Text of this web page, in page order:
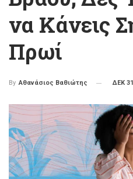
να Κάνεις
Πρωί
By Αθανάσιος Βαθιώτης ΔΕΚ